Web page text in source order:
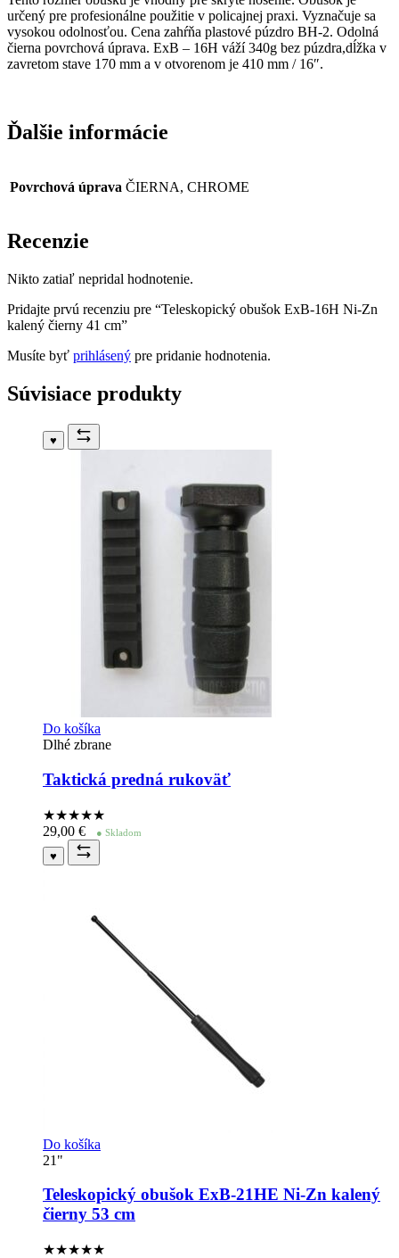
určený pre profesionálne použitie v policajnej praxi. Vyznačuje sa
vysokou odolnosťou. Cena zahŕňa plastové púzdro BH-2. Odolná
čierna povrchová úprava. ExB – 16H váží 340g bez púzdra,dĺžka v
zavretom stave 170 mm a v otvorenom je 410 mm / 16″.
Ďalšie informácie
Povrchová úprava ČIERNA, CHROME
Recenzie
Nikto zatiaľ nepridal hodnotenie.
Pridajte prvú recenziu pre “Teleskopický obušok ExB-16H Ni-Zn
kalený čierny 41 cm”
Musíte byť prihlásený pre pridanie hodnotenia.
Súvisiace produkty
♥
Do košíka
Dlhé zbrane
Taktická predná rukoväť
★★★★★
29,00 € ● Skladom
♥
Do košíka
21"
Teleskopický obušok ExB-21HE Ni-Zn kalený
čierny 53 cm
★★★★★